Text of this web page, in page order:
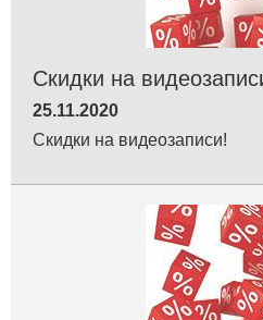
Скидки на
25.11.2020
Скидки на видеозаписи!